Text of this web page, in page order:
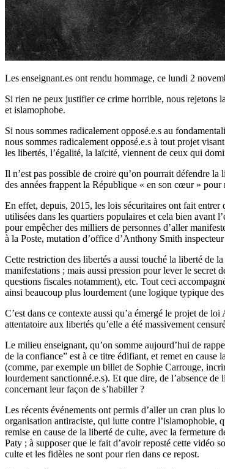
Les enseignant.es ont rendu hommage, ce lundi 2
Si rien ne peux justifier ce crime horrible, nous rejetons
et islamophobe.
Si nous sommes radicalement opposé.e.s au
nous sommes radicalement opposé.e.s à tout projet
les libertés, l’égalité, la laïcité, viennent de ceux qui
Il n’est pas possible de croire qu’on pourrait défendre
des années frappent la République « en son cœur »
En effet, depuis, 2015, les lois sécuritaires ont fait entrer
utilisées dans les quartiers populaires et cela bien avant
pour empêcher des milliers de personnes d’aller
à la Poste, mutation d’office d’Anthony Smith
Cette restriction des libertés a aussi touché la liberté de
manifestations ; mais aussi pression pour lever le secret
questions fiscales notamment), etc. Tout ceci
ainsi beaucoup plus lourdement (une logique typique
C’est dans ce contexte aussi qu’a émergé le projet de
attentatoire aux libertés qu’elle a été massivement
Le milieu enseignant, qu’on somme aujourd’hui de
de la confiance” est à ce titre édifiant, et remet en
(comme, par exemple un billet de Sophie Carrouge,
lourdement sanctionné.e.s). Et que dire, de l’absence
concernant leur façon de s’habiller ?
Les récents événements ont permis d’aller un cran plus
organisation antiraciste, qui lutte contre l’islamophobie,
remise en cause de la liberté de culte, avec la fermeture
Paty ; à supposer que le fait d’avoir reposté cette vidéo
culte et les fidèles ne sont pour rien dans ce repost.